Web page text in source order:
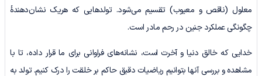
معلول (ناقص و معیوب) تقسیم می‌شود. تولدهایی که هریک نشان‌دهندۀ
چگونگی عمل­کرد جنین در رحم مادر است.
خدایی که خالق دنیا و آخرت است، نشانه‌های فراوانی برای ما قرار داده، تا با
مشاهده و بررسی آنها بتوانیم ریاضیات دقیق حاکم بر خلقت را درک کنیم. تولد به